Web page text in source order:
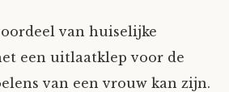
van huiselijke
een uitlaatklep voor de
van een vrouw kan zijn.